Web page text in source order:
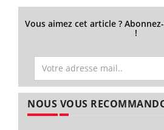
Vous aimez cet article ?
!
NOUS VOUS